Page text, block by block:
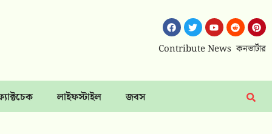
Contribute News কনভার্টার
লাইফস্টাইল জবস